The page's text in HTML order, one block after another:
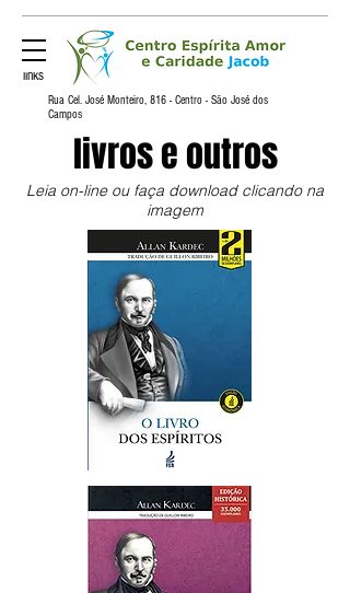
links
Rua Cel. José Monteiro, 816 - Centro - ​São José dos
Campos
livros e outros
Leia on-line ou faça download clicando na
imagem